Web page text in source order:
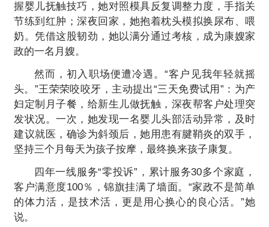
握婴儿抚触技巧，她对照模具反复调整力度，手指关
节练到红肿；深夜回家，她抱着枕头模拟换尿布、喂
奶。凭借这股韧劲，她以满分通过考核，成为康嫂家
政的一名月嫂。
然而，初入职场便遭冷遇。“客户见我年轻就摇
头。”王荣荣咬咬牙，主动提出“三天免费试用”：为产
妇定制月子餐，给新生儿做抚触，深夜帮客户处理突
发状况。一次，她发现一名婴儿头部活动异常，及时
建议就医，确诊为斜颈后，她用患有腱鞘炎的双手，
坚持三个月每天为孩子按摩，最终换来孩子康复。
四年一线服务“零投诉”，累计服务30多个家庭，
客户满意度100％，锦旗挂满了墙面。“家政不是简单
的体力活，是技术活，更是用心换心的良心活。”她
说。